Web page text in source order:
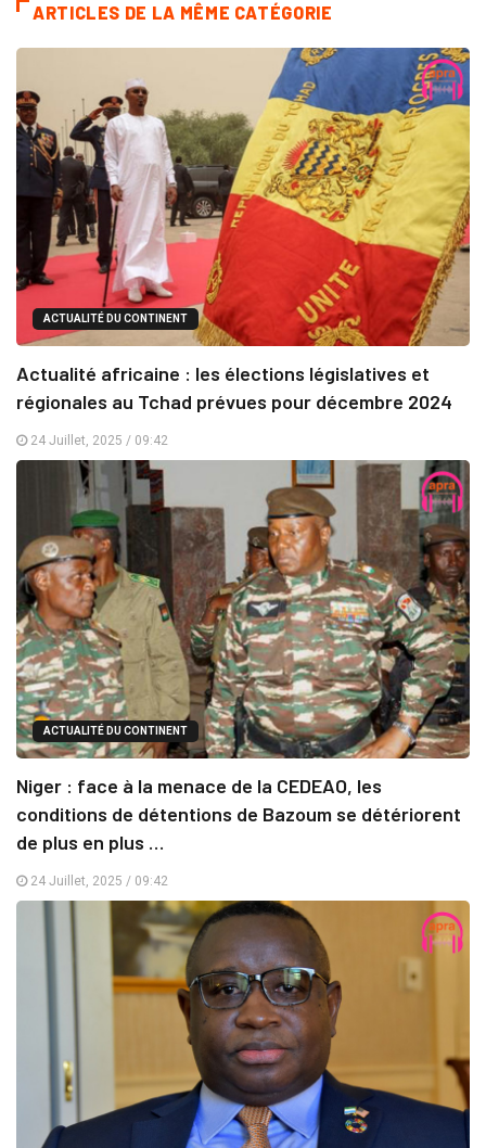
ARTICLES DE LA MÊME CATÉGORIE
ACTUALITÉ DU CONTINENT
Actualité africaine : les élections législatives et
régionales au Tchad prévues pour décembre 2024
24 Juillet, 2025 / 09:42
ACTUALITÉ DU CONTINENT
Niger : face à la menace de la CEDEAO, les
conditions de détentions de Bazoum se détériorent
de plus en plus …
24 Juillet, 2025 / 09:42